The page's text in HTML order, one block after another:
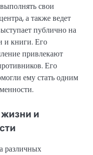
свои
а также ведет
публично на
и книги. Его
привлекают
Его
ему стать одним
и
различных